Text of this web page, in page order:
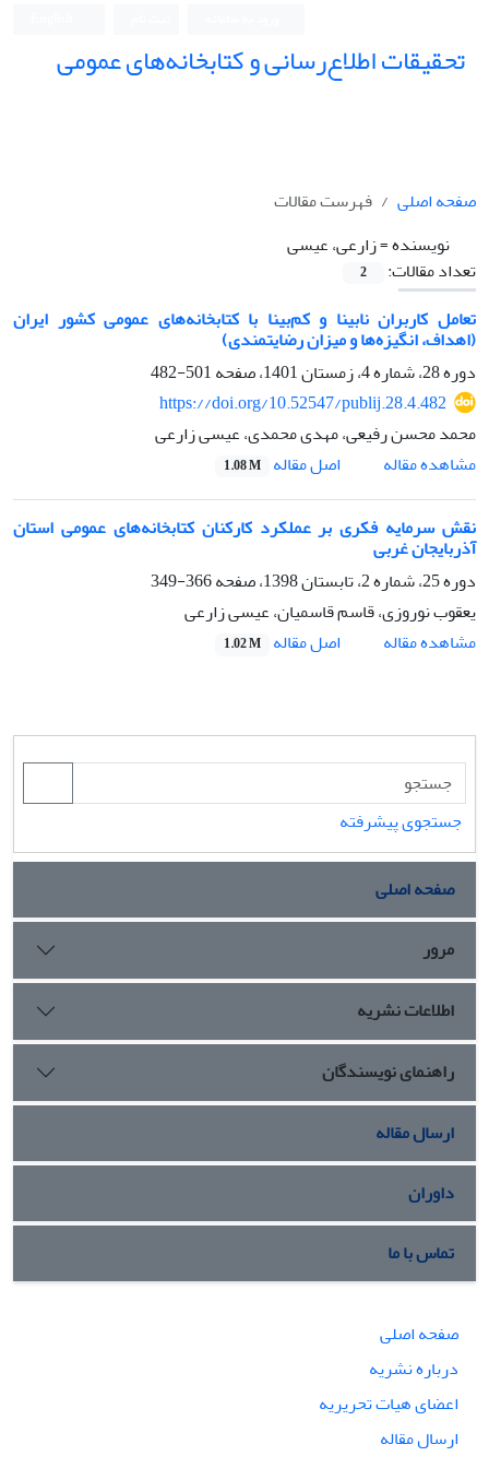
تحقیقات اطلاع‌رسانی و کتابخانه‌های عمومی
صفحه اصلی
فهرست مقالات
نویسنده =زارعی، عیسی
تعداد مقالات:
2
تعامل کاربران نابینا و کم‌بینا با کتابخانه‌های عمومی کشور ایران
(اهداف، انگیزه‌ها و میزان رضایتمندی)
دوره 28، شماره 4، زمستان 1401، صفحه
501-482
https://doi.org/10.52547/publij.28.4.482
محمد محسن رفیعی، مهدی محمدی، عیسی زارعی
مشاهده مقاله
اصل مقاله 1.08 M
نقش سرمایه فکری بر عملکرد کارکنان کتابخانه‌های عمومی استان
آذربایجان غربی
دوره 25، شماره 2، تابستان 1398، صفحه
366-349
یعقوب نوروزی، قاسم قاسمیان، عیسی زارعی
مشاهده مقاله
اصل مقاله 1.02 M
جستجوی پیشرفته
صفحه اصلی
مرور
اطلاعات نشریه
راهنمای نویسندگان
ارسال مقاله
داوران
تماس با ما
صفحه اصلی
درباره نشریه
اعضای هیات تحریریه
ارسال مقاله